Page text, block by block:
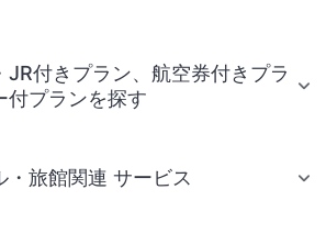
JR付きプラン、航空券付きプラ
付プランを探す
・旅館関連 サービス